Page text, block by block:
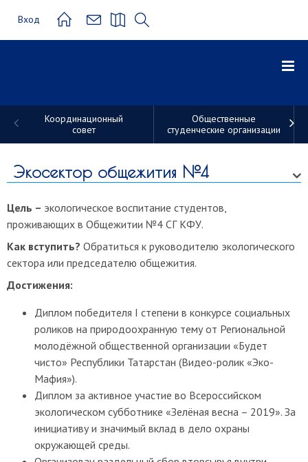
Вход
Студенческие
трудовые
отряды
Координационный
совет
Общественные
студенческие организации
Экосектор общежития №4
Цель – экологическое воспитание студентов,
проживающих в Общежитии №4 СГ КФУ.
Как вступить? Обратиться к руководителю экологического
сектора или председателю общежития.
Достижения:
Диплом победителя I степени в конкурсе социальных
роликов на природоохранную тему от Региональной
молодёжной общественной организации «Будет
чисто» Республики Татарстан (Видео-ролик «Эко-
Мафия»).
Диплом за активное участие во Всероссийском
экологическом субботнике «Зелёная весна – 2019». За
инициативу и значимый вклад в дело охраны
окружающей среды.